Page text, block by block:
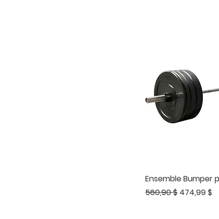
Ensemble Bumper
Prix original
560,90 $ Prix
474,99 $